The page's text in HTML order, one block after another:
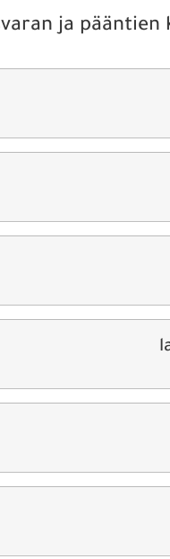
ja